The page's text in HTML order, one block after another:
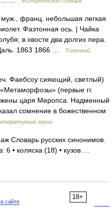
франц. небольшая легкая
Фаэтонная ось. | Чайка
в хвосте два долгих пера.
1863 1866 …
Толковый
Фаебсоу сияющий, светлый)
(первые гг.
царя Меропса. Надменный
сомнение в божественном
герои
Словарь русских синонимов.
6 • коляска (18) • кузов …
18+
сайте